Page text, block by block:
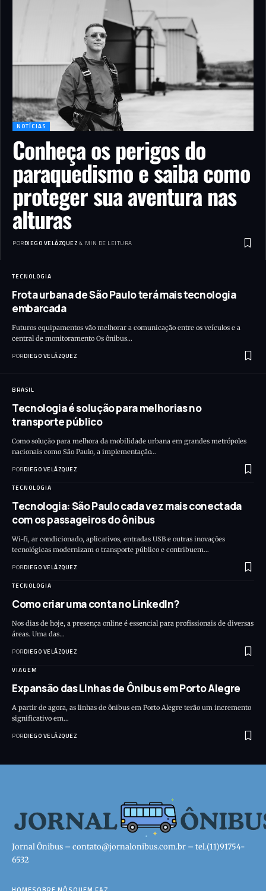
NOTÍCIAS
Conheça os perigos do
paraquedismo e saiba como
proteger sua aventura nas
alturas
PORDIEGO VELÁZQUEZ 4 MIN DE LEITURA
TECNOLOGIA
Frota urbana de São Paulo terá mais tecnologia
embarcada
Futuros equipamentos vão melhorar a comunicação entre os veículos e a
central de monitoramento Os ônibus…
PORDIEGO VELÁZQUEZ
BRASIL
Tecnologia é solução para melhorias no
transporte público
Como solução para melhora da mobilidade urbana em grandes metrópoles
nacionais como São Paulo, a implementação…
PORDIEGO VELÁZQUEZ
TECNOLOGIA
Tecnologia: São Paulo cada vez mais conectada
com os passageiros do ônibus
Wi-fi, ar condicionado, aplicativos, entradas USB e outras inovações
tecnológicas modernizam o transporte público e contribuem…
PORDIEGO VELÁZQUEZ
TECNOLOGIA
Como criar uma conta no LinkedIn?
Nos dias de hoje, a presença online é essencial para profissionais de diversas
áreas. Uma das…
PORDIEGO VELÁZQUEZ
VIAGEM
Expansão das Linhas de Ônibus em Porto Alegre
A partir de agora, as linhas de ônibus em Porto Alegre terão um incremento
significativo em…
PORDIEGO VELÁZQUEZ
Jornal Ônibus – contato@jornalonibus.com.br – tel.(11)91754-
6532